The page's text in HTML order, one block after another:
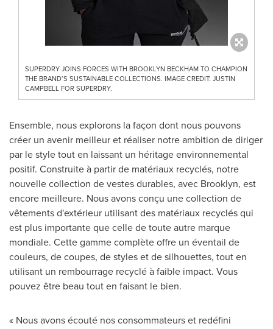
SUPERDRY JOINS FORCES WITH BROOKLYN BECKHAM TO CHAMPION
THE BRAND’S SUSTAINABLE COLLECTIONS. IMAGE CREDIT: JUSTIN
CAMPBELL FOR SUPERDRY.
Ensemble, nous explorons la façon dont nous pouvons
créer un avenir meilleur et réaliser notre ambition de diriger
par le style tout en laissant un héritage environnemental
positif. Construite à partir de matériaux recyclés, notre
nouvelle collection de vestes durables, avec Brooklyn, est
encore meilleure. Nous avons conçu une collection de
vêtements d'extérieur utilisant des matériaux recyclés qui
est plus importante que celle de toute autre marque
mondiale. Cette gamme complète offre un éventail de
couleurs, de coupes, de styles et de silhouettes, tout en
utilisant un rembourrage recyclé à faible impact. Vous
pouvez être beau tout en faisant le bien.
« Nous avons écouté nos consommateurs et redéfini